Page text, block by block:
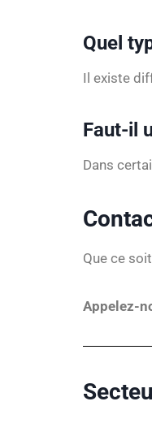
Quel
Il existe
Faut-il
Dans
Que ce
Appelez-